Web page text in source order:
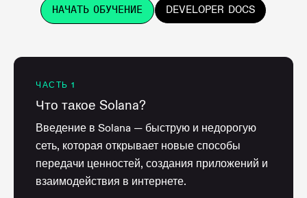
НАЧАТЬ ОБУЧЕНИЕ DEVELOPER DOCS
ЧАСТЬ 1
Что такое Solana?
Введение в Solana — быструю и недорогую
сеть, которая открывает новые способы
передачи ценностей, создания приложений и
взаимодействия в интернете.